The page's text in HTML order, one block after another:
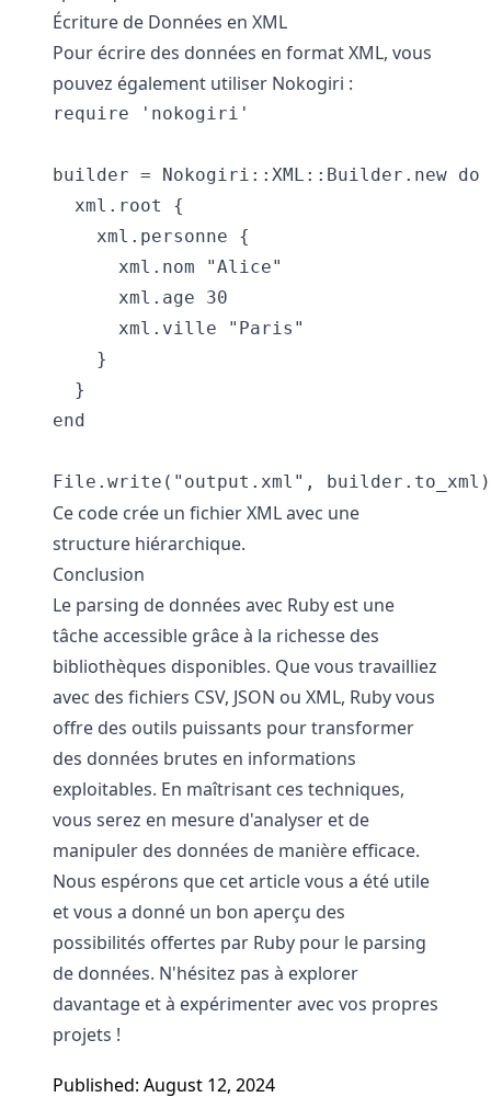
Écriture de Données en XML
Pour écrire des données en format XML, vous
pouvez également utiliser Nokogiri :
require 'nokogiri'
builder = Nokogiri::XML::Builder.new
  xml.root {
    xml.personne {
      xml.nom "Alice"
      xml.age 30
      xml.ville "Paris"
    }
  }
end
Ce code crée un fichier XML avec une
structure hiérarchique.
Conclusion
Le parsing de données avec Ruby est une
tâche accessible grâce à la richesse des
bibliothèques disponibles. Que vous travailliez
avec des fichiers CSV, JSON ou XML, Ruby vous
offre des outils puissants pour transformer
des données brutes en informations
exploitables. En maîtrisant ces techniques,
vous serez en mesure d'analyser et de
manipuler des données de manière efficace.
Nous espérons que cet article vous a été utile
et vous a donné un bon aperçu des
possibilités offertes par Ruby pour le parsing
de données. N'hésitez pas à explorer
davantage et à expérimenter avec vos propres
projets !
Published: August 12, 2024